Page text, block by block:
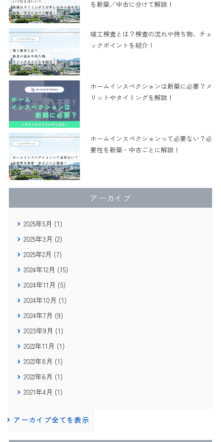
を新築／中古に分けて解説！
竣工検査とは？検査の流れや持ち物、チェ
ックポイントを紹介！
ホームインスペクションは新築に必要？メ
リットやタイミングを解説！
ホームインスペクションって必要ない？必
要性を新築・中古ごとに解説！
アーカイブ
2025年5月 (1)
2025年3月 (2)
2025年2月 (7)
2024年12月 (15)
2024年11月 (5)
2024年10月 (1)
2024年7月 (9)
2023年9月 (1)
2022年11月 (1)
2022年8月 (1)
2022年6月 (1)
2021年4月 (1)
アーカイブ全てを表示